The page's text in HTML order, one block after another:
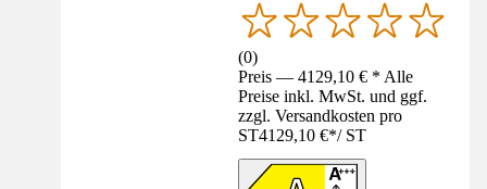
(0)
Preis — 4129,10 € * Alle
Preise inkl. MwSt. und ggf.
zzgl. Versandkosten pro
ST4129,10 €*/ ST